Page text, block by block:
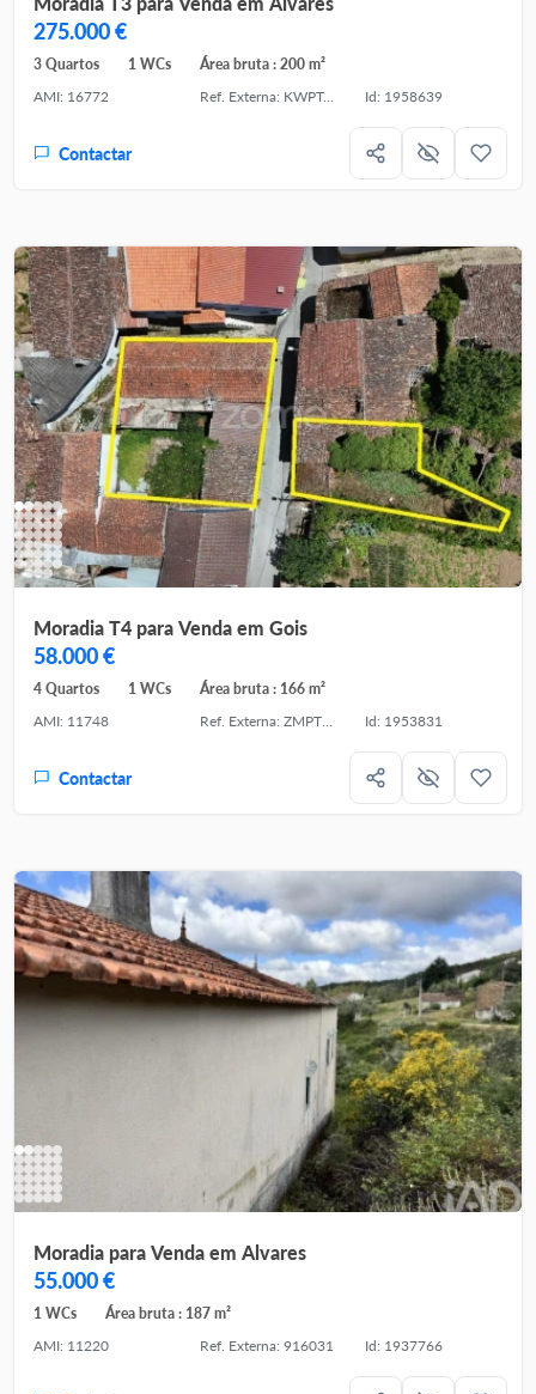
275.000 €
3 Quartos 1 WCs
Área bruta : 200 m²
AMI: 16772
Ref. Externa: KWPT-034821 Id: 1958639
Contactar
Moradia T4 para Venda em Gois
58.000 €
4 Quartos 1 WCs
Área bruta : 166 m²
AMI: 11748
Ref. Externa: ZMPT590088 Id: 1953831
Contactar
Moradia para Venda em Alvares
55.000 €
1 WCs
Área bruta : 187 m²
AMI: 11220
Ref. Externa: 916031 Id: 1937766